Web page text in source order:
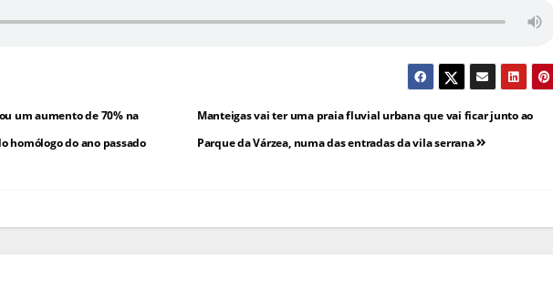
Manteigas vai ter uma praia fluvial urbana que vai ficar junto ao
Parque da Várzea, numa das entradas da vila serrana
um aumento de 70% na
homólogo do ano passado